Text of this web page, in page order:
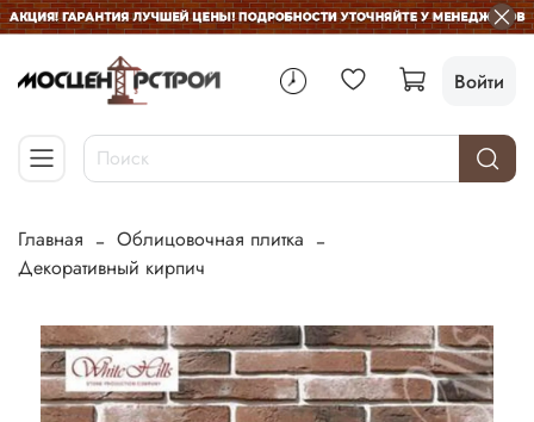
Войти
Главная
Облицовочная плитка
Декоративный кирпич